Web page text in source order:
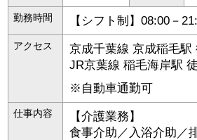
勤務時間 【シフト制】08:00－
アクセス
京成千葉線 京成稲毛駅
JR京葉線 稲毛海岸駅
※自動車通勤可
仕事内容
【介護業務】
食事介助／入浴介助／